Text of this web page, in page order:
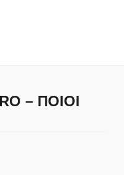
– ΠΟΙΟΙ